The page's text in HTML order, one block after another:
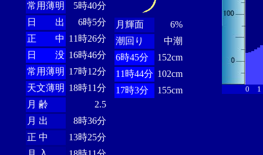
常用薄明
5時40分
日 出
6時5分
正 中 11時26分
日 没 16時46分
常用薄明 17時12分
天文薄明 18時11分
月 齢
2.5
月 出
8時36分
正 中
13時25分
月輝面
6%
潮回り
中潮
6時45分
152cm
11時44分 102cm
17時3分
155cm 0 1